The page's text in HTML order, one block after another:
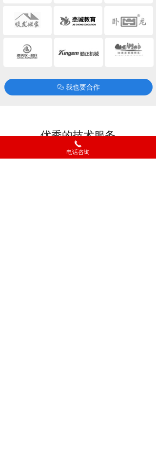
ꀤ 我也要合作
优秀的技术服务
是您选择我们的理由
끅
电话咨询